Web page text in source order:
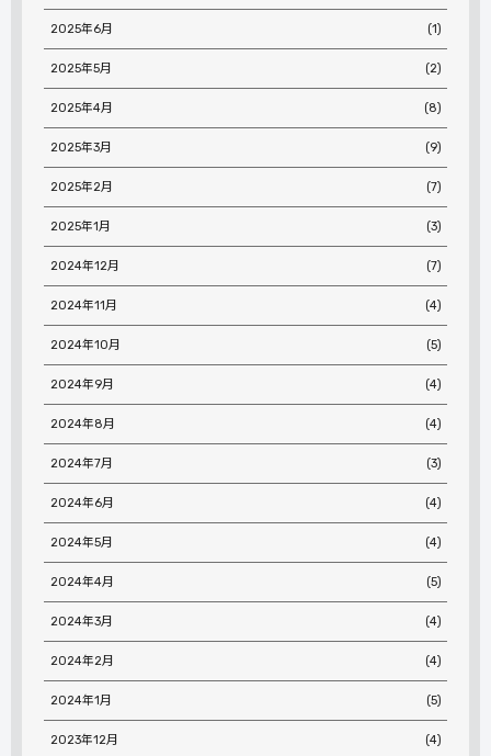
2025年6月 (1)
2025年5月 (2)
2025年4月 (8)
2025年3月 (9)
2025年2月 (7)
2025年1月 (3)
2024年12月 (7)
2024年11月 (4)
2024年10月 (5)
2024年9月 (4)
2024年8月 (4)
2024年7月 (3)
2024年6月 (4)
2024年5月 (4)
2024年4月 (5)
2024年3月 (4)
2024年2月 (4)
2024年1月 (5)
2023年12月 (4)